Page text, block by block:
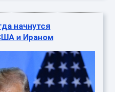
начнутся
и Ираном